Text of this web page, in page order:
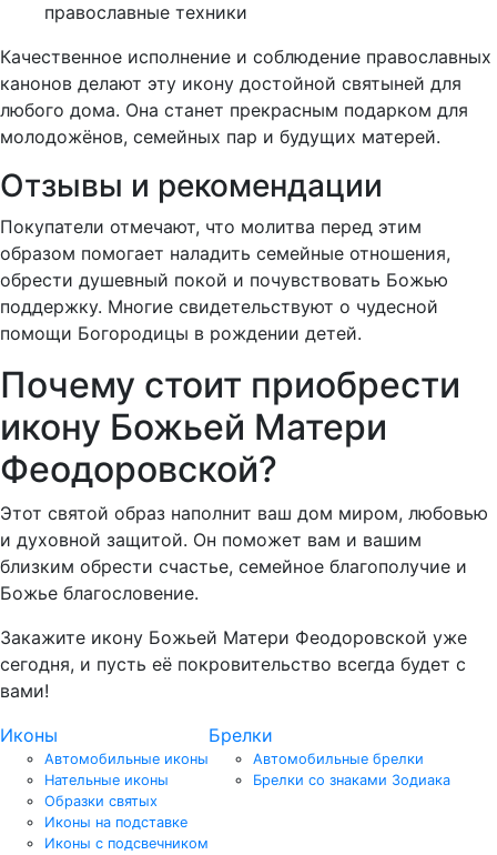
православные техники
Качественное исполнение и соблюдение православных
канонов делают эту икону достойной святыней для
любого дома. Она станет прекрасным подарком для
молодожёнов, семейных пар и будущих матерей.
Отзывы и рекомендации
Покупатели отмечают, что молитва перед этим
образом помогает наладить семейные отношения,
обрести душевный покой и почувствовать Божью
поддержку. Многие свидетельствуют о чудесной
помощи Богородицы в рождении детей.
Почему стоит приобрести
икону Божьей Матери
Феодоровской?
Этот святой образ наполнит ваш дом миром, любовью
и духовной защитой. Он поможет вам и вашим
близким обрести счастье, семейное благополучие и
Божье благословение.
Закажите икону Божьей Матери Феодоровской уже
сегодня, и пусть её покровительство всегда будет с
вами!
Иконы
Автомобильные иконы
Нательные иконы
Образки святых
Иконы на подставке
Иконы с подсвечником
Брелки
Автомобильные брелки
Брелки со знаками Зодиака